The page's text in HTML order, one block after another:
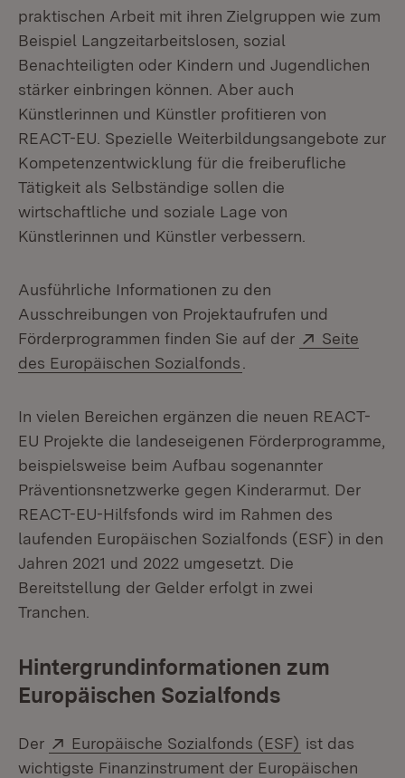
praktischen Arbeit mit ihren Zielgruppen wie zum
Beispiel Langzeitarbeitslosen, sozial
Benachteiligten oder Kindern und Jugendlichen
stärker einbringen können. Aber auch
Künstlerinnen und Künstler profitieren von
REACT-EU. Spezielle Weiterbildungsangebote zur
Kompetenzentwicklung für die freiberufliche
Tätigkeit als Selbständige sollen die
wirtschaftliche und soziale Lage von
Künstlerinnen und Künstler verbessern.
Ausführliche Informationen zu den
Ausschreibungen von Projektaufrufen und
Förderprogrammen finden Sie auf der
Extern:
Seite
des Europäischen Sozialfonds
In vielen Bereichen ergänzen die neuen REACT-
EU Projekte die landeseigenen Förderprogramme,
beispielsweise beim Aufbau sogenannter
Präventionsnetzwerke gegen Kinderarmut. Der
REACT-EU-Hilfsfonds wird im Rahmen des
laufenden Europäischen Sozialfonds (ESF) in den
Jahren 2021 und 2022 umgesetzt. Die
Bereitstellung der Gelder erfolgt in zwei
Tranchen.
Hintergrundinformationen zum
Europäischen Sozialfonds
Der Extern:
Europäische Sozialfonds (ESF) (Öffnet in
ist das
wichtigste Finanzinstrument der Europäischen